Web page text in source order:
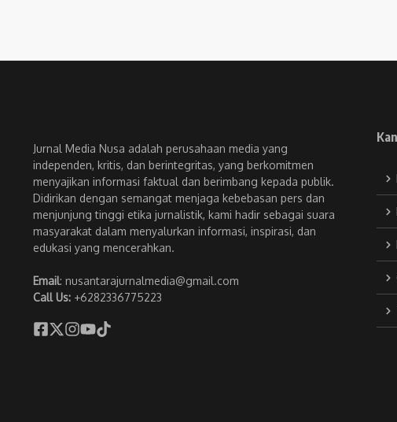
Jurnal Media Nusa adalah perusahaan media yang
independen, kritis, dan berintegritas, yang berkomitmen
menyajikan informasi faktual dan berimbang kepada publik.
Didirikan dengan semangat menjaga kebebasan pers dan
menjunjung tinggi etika jurnalistik, kami hadir sebagai suara
masyarakat dalam menyalurkan informasi, inspirasi, dan
edukasi yang mencerahkan.
Email: nusantarajurnalmedia@gmail.com
Call Us: +6282336775223